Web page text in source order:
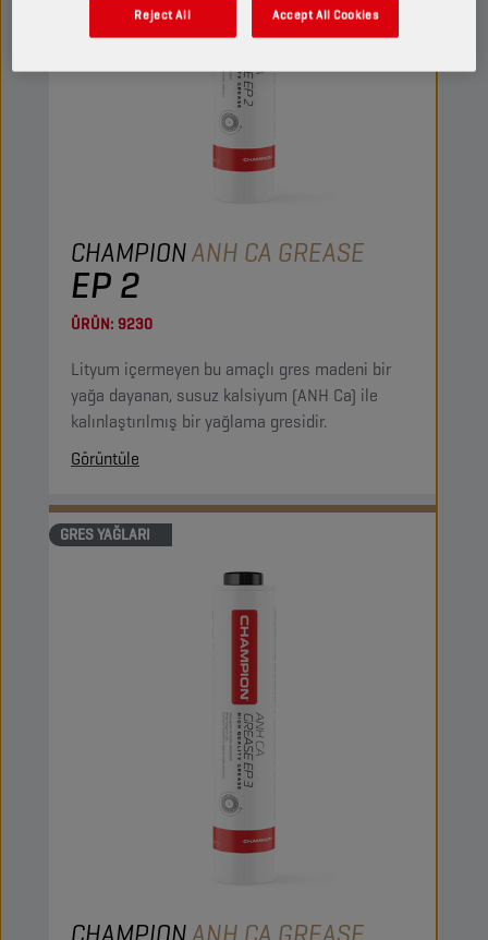
CHAMPIONANH CA GREASE
EP 2
ÜRÜN: 9230
Lityum içermeyen bu amaçlı gres madeni bir
yağa dayanan, susuz kalsiyum (ANH Ca) ile
kalınlaştırılmış bir yağlama gresidir.
Görüntüle
GRES YAĞLARI
Reject All Accept All Cookies